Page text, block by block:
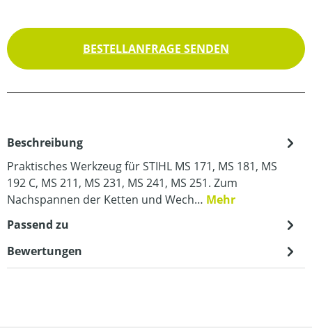
BESTELLANFRAGE SENDEN
Beschreibung
Praktisches Werkzeug für STIHL MS 171, MS 181, MS
192 C, MS 211, MS 231, MS 241, MS 251. Zum
Nachspannen der Ketten und Wech… Mehr
Passend zu
Bewertungen